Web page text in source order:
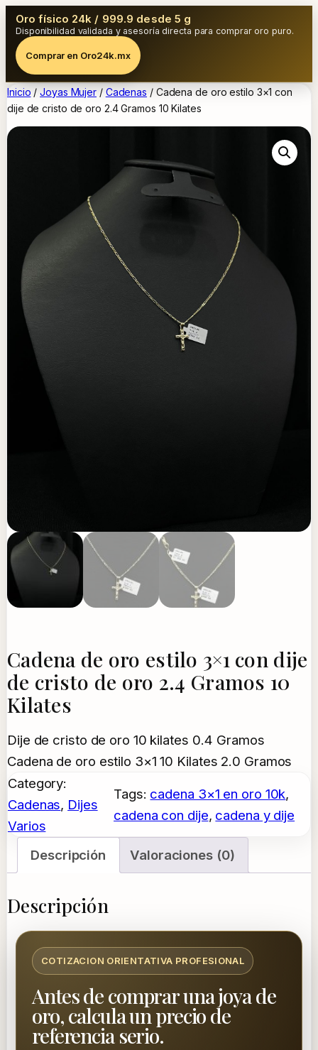
Oro físico 24k / 999.9 desde 5 g
Disponibilidad validada y asesoría directa para comprar oro puro.
Comprar en Oro24k.mx
Inicio /Joyas Mujer / Cadenas / Cadena de oro estilo 3×1 con
dije de cristo de oro 2.4 Gramos 10 Kilates
Cadena de oro estilo 3×1 con dije
de cristo de oro 2.4 Gramos 10
Kilates
Dije de cristo de oro 10 kilates 0.4 Gramos
Cadena de oro estilo 3×1 10 Kilates 2.0 Gramos
Category:
Cadenas, Dijes
Varios
Tags: cadena 3×1 en oro 10k
cadena con dije, cadena y dije
Descripción Valoraciones (0)
Descripción
COTIZACION ORIENTATIVA PROFESIONAL
Antes de comprar una joya de
oro, calcula un precio de
referencia serio.